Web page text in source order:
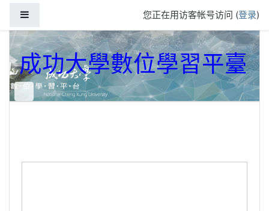
您正在用访客帐号访问 (登录)
成功大學數位學習平臺